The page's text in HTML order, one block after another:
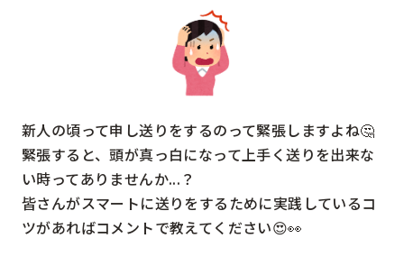
新人の頃って申し送りをするのって緊張しますよね🤔
緊張すると、頭が真っ白になって上手く送りを出来な
い時ってありませんか...？
皆さんがスマートに送りをするために実践しているコ
ツがあればコメントで教えてください😍👀